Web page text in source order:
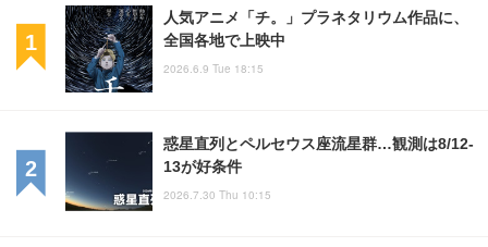
人気アニメ「チ。」プラネタリウム作品に、
全国各地で上映中
2026.6.9 Tue 18:15
惑星直列とペルセウス座流星群…観測は8/12-
13が好条件
2026.7.30 Thu 10:15